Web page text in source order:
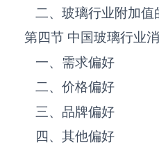
二、‌‌‌‌玻璃‌‌‌‌‌‌‌‌‌‌‌‌‌行业附加
第四节 中国‌‌‌‌玻璃‌‌‌‌‌‌‌‌‌‌‌‌‌行业
一、需求偏好
二、价格偏好
三、品牌偏好
四、其他偏好